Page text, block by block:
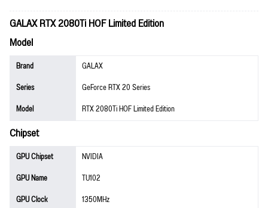
GALAX RTX 2080Ti HOF Limited Edition
Model
Brand
GALAX
Series
GeForce RTX 20 Series
Model
RTX 2080Ti HOF Limited Edition
Chipset
GPU Chipset
NVIDIA
GPU Name
TU102
GPU Clock
1350MHz